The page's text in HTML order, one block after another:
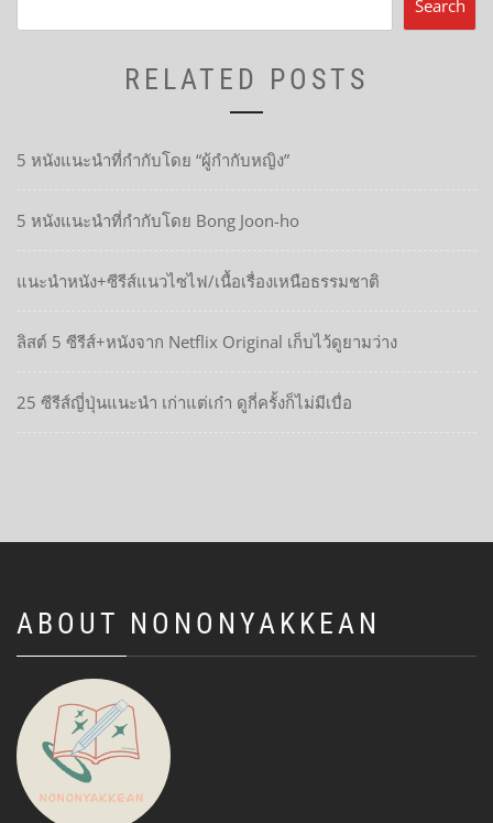
Search
RELATED POSTS
5 หนังแนะนำที่กำกับโดย “ผู้กำกับหญิง”
5 หนังแนะนำที่กำกับโดย Bong Joon-ho
แนะนำหนัง+ซีรีส์แนวไซไฟ/เนื้อเรื่องเหนือธรรมชาติ
ลิสต์ 5 ซีรีส์+หนังจาก Netflix Original เก็บไว้ดูยามว่าง
25 ซีรีส์ญี่ปุ่นแนะนำ เก่าแต่เก๋า ดูกี่ครั้งก็ไม่มีเบื่อ
ABOUT NONONYAKKEAN